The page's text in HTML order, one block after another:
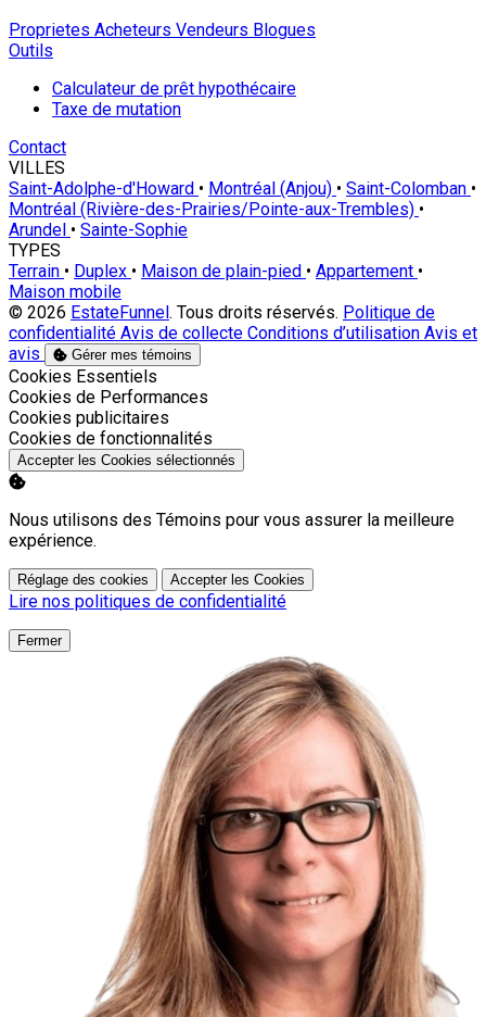
Proprietes Acheteurs Vendeurs Blogues
Outils
Calculateur de prêt hypothécaire
Taxe de mutation
Contact
VILLES
Saint-Adolphe-d'Howard • Montréal (Anjou) • Saint-Colomban •
Montréal (Rivière-des-Prairies/Pointe-aux-Trembles) •
Arundel • Sainte-Sophie
TYPES
Terrain • Duplex • Maison de plain-pied • Appartement •
Maison mobile
© 2026 EstateFunnel . Tous droits réservés. Politique de
confidentialité Avis de collecte Conditions d’utilisation Avis et
avis
Gérer mes témoins
Activer
Cookies Essentiels
Activer
Cookies de Performances
Activer
Cookies publicitaires
Activer
Cookies de fonctionnalités
Accepter les Cookies sélectionnés
Nous utilisons des Témoins pour vous assurer la meilleure
expérience.
Réglage des cookies Accepter les Cookies
Lire nos politiques de confidentialité
Fermer